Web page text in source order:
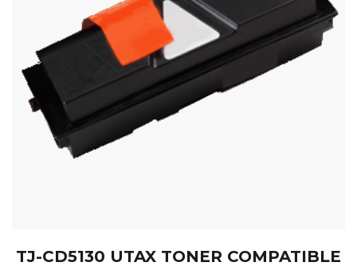
TJ-CD5130 UTAX TONER COMPATIBLE